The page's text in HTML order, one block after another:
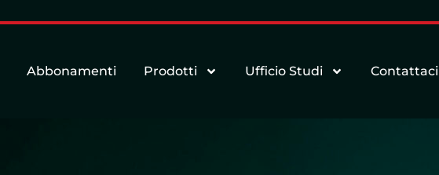
Abbonamenti Prodotti Ufficio Studi Contattaci